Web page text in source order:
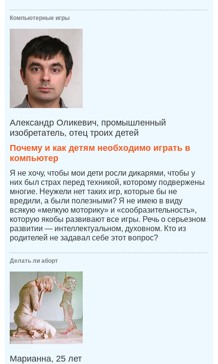
Компьютерные игры
Александр Оликевич, промышленный
изобретатель, отец троих детей
Почему и как детям необходимо играть в
компьютер
Я не хочу, чтобы мои дети росли дикарями, чтобы у
них был страх перед техникой, которому подвержены
многие. Неужели нет таких игр, которые бы не
вредили, а были полезными? Я не имею в виду
всякую «мелкую моторику» и «сообразительность»,
которую якобы развивают все игры. Речь о серьезном
развитии — интеллектуальном, духовном. Кто из
родителей не задавал себе этот вопрос?
Делать ли аборт
Марианна, 25 лет